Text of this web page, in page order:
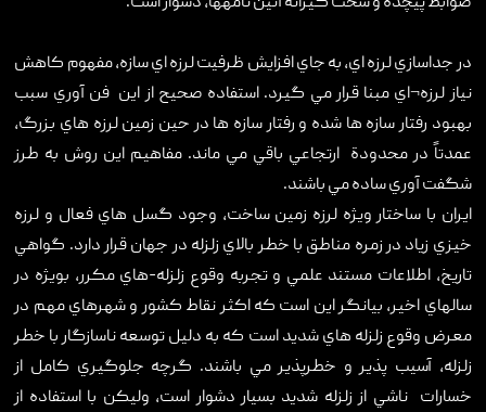
در جداسازي لرزه اي، به جاي افزايش ظرفيت لرزه اي سازه، مفهوم کاهش
نياز لرزه¬اي مبنا قرار مي گيرد. استفاده صحيح از اين فن آوري سبب
بهبود رفتار سازه ها شده و رفتار سازه ها در حين زمين لرزه هاي بزرگ،
عمدتاً در محدودة ارتجاعي باقي مي ماند. مفاهيم اين روش به طرز
شگفت آوري ساده مي باشند.
ايران با ساختار ويژه لرزه زمين ساخت، وجود گسل هاي فعال و لرزه
خيزي زياد در زمره مناطق با خطر بالاي زلزله در جهان قرار دارد. گواهي
تاريخ، اطلاعات مستند علمي و تجربه وقوع زلزله-هاي مکرر، بويژه در
سالهاي اخير، بيانگر اين است که اکثر نقاط کشور و شهرهاي مهم در
معرض وقوع زلزله هاي شديد است که به دليل توسعه ناسازگار با خطر
زلزله، آسيب پذير و خطرپذير مي باشند. گرچه جلوگيري کامل از
خسارات ناشي از زلزله شديد بسيار دشوار است، وليکن با استفاده از